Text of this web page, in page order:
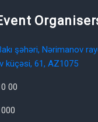
şəhəri, Nərimanov
küçəsi, 61, AZ1075
00